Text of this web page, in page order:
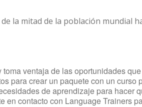
de la mitad de la población mundial
ventaja de las oportunidades
para crear un paquete con un
de aprendizaje para hacer
en contacto con Language Trainers